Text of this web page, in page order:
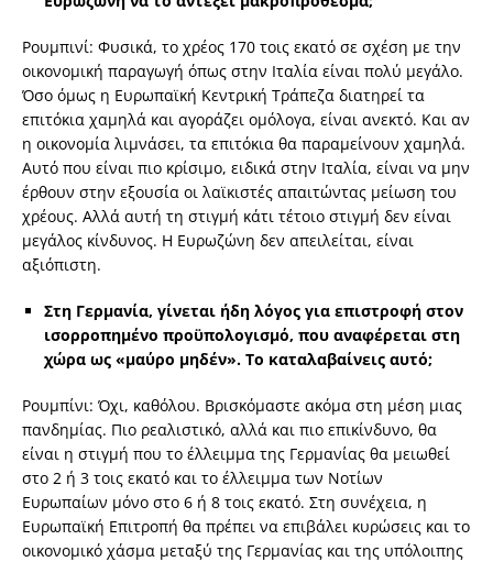
Ρουμπινί: Φυσικά, το χρέος 170 τοις εκατό σε σχέση με την
οικονομική παραγωγή όπως στην Ιταλία είναι πολύ μεγάλο.
Όσο όμως η Ευρωπαϊκή Κεντρική Τράπεζα διατηρεί τα
επιτόκια χαμηλά και αγοράζει ομόλογα, είναι ανεκτό. Και αν
η οικονομία λιμνάσει, τα επιτόκια θα παραμείνουν χαμηλά.
Αυτό που είναι πιο κρίσιμο, ειδικά στην Ιταλία, είναι να μην
έρθουν στην εξουσία οι λαϊκιστές απαιτώντας μείωση του
χρέους. Αλλά αυτή τη στιγμή κάτι τέτοιο στιγμή δεν είναι
μεγάλος κίνδυνος. Η Ευρωζώνη δεν απειλείται, είναι
αξιόπιστη.
Στη Γερμανία, γίνεται ήδη λόγος για επιστροφή στον
ισορροπημένο προϋπολογισμό, που αναφέρεται στη
χώρα ως «μαύρο μηδέν». Το καταλαβαίνεις αυτό;
Ρουμπίνι: Όχι, καθόλου. Βρισκόμαστε ακόμα στη μέση μιας
πανδημίας. Πιο ρεαλιστικό, αλλά και πιο επικίνδυνο, θα
είναι η στιγμή που το έλλειμμα της Γερμανίας θα μειωθεί
στο 2 ή 3 τοις εκατό και το έλλειμμα των Νοτίων
Ευρωπαίων μόνο στο 6 ή 8 τοις εκατό. Στη συνέχεια, η
Ευρωπαϊκή Επιτροπή θα πρέπει να επιβάλει κυρώσεις και το
οικονομικό χάσμα μεταξύ της Γερμανίας και της υπόλοιπης